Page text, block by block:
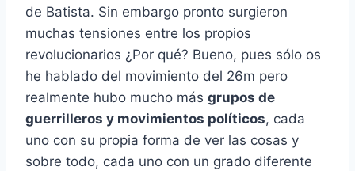
de Batista. Sin embargo pronto surgieron
muchas tensiones entre los propios
revolucionarios ¿Por qué? Bueno, pues sólo os
he hablado del movimiento del 26m pero
realmente hubo mucho más grupos de
guerrilleros y movimientos políticos, cada
uno con su propia forma de ver las cosas y
sobre todo, cada uno con un grado diferente